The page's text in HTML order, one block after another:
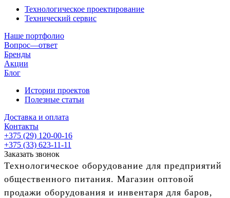
Технологическое проектирование
Технический сервис
Наше портфолио
Вопрос—ответ
Бренды
Акции
Блог
Истории проектов
Полезные статьи
Доставка и оплата
Контакты
+375 (29) 120-00-16
+375 (33) 623-11-11
Заказать звонок
Технологическое оборудование для предприятий
общественного питания. Магазин оптовой
продажи оборудования и инвентаря для баров,